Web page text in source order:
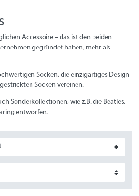
Accessoire – das ist den beiden
gegründet haben, mehr als
Socken, die einzigartiges Design
Socken vereinen.
Sonderkollektionen, wie z.B. die Beatles,
entworfen.